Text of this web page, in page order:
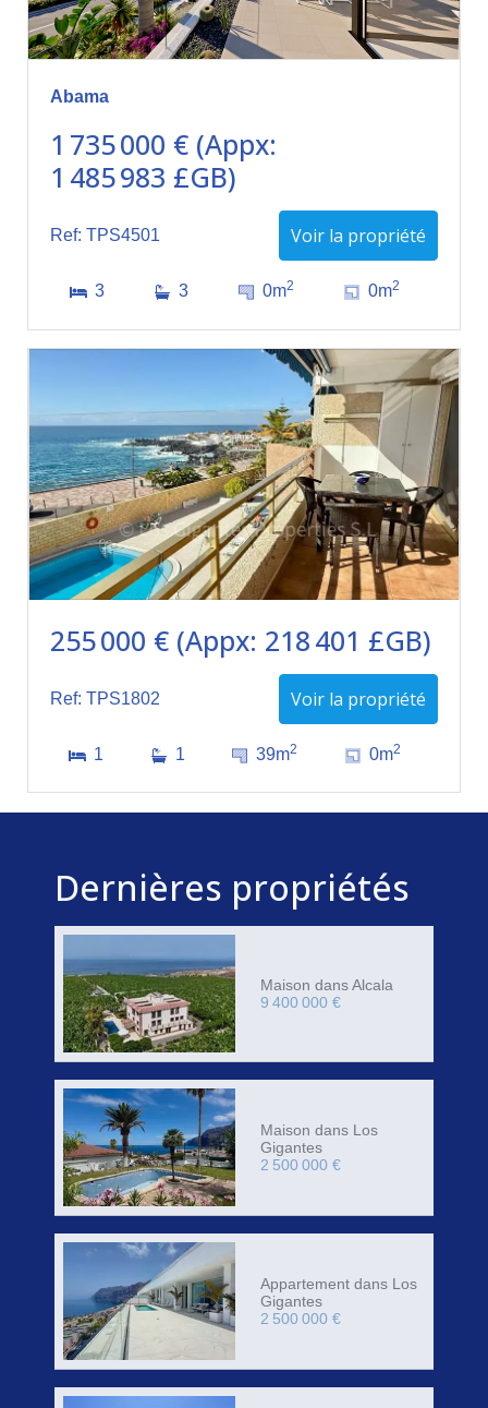
Abama
1 735 000 € (Appx:
1 485 983 £GB)
Ref: TPS4501 Voir la propriété
3 3 0m2 0m2
255 000 € (Appx: 218 401 £GB)
Ref: TPS1802 Voir la propriété
1 1 39m2 0m2
Dernières propriétés
Maison dans Alcala
9 400 000 €
Maison dans Los
Gigantes
2 500 000 €
Appartement dans Los
Gigantes
2 500 000 €